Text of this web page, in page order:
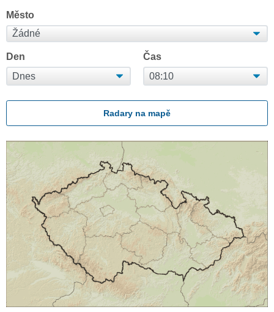
Město
Den Čas
Radary na mapě